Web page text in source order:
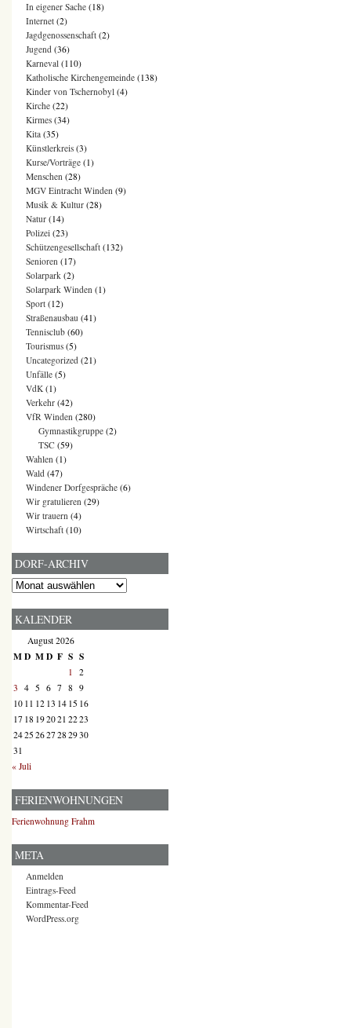
In eigener Sache (18)
Internet (2)
Jagdgenossenschaft (2)
Jugend (36)
Karneval (110)
Katholische Kirchengemeinde (138)
Kinder von Tschernobyl (4)
Kirche (22)
Kirmes (34)
Kita (35)
Künstlerkreis (3)
Kurse/Vorträge (1)
Menschen (28)
MGV Eintracht Winden (9)
Musik & Kultur (28)
Natur (14)
Polizei (23)
Schützengesellschaft (132)
Senioren (17)
Solarpark (2)
Solarpark Winden (1)
Sport (12)
Straßenausbau (41)
Tennisclub (60)
Tourismus (5)
Uncategorized (21)
Unfälle (5)
VdK (1)
Verkehr (42)
VfR Winden (280)
Gymnastikgruppe (2)
TSC (59)
Wahlen (1)
Wald (47)
Windener Dorfgespräche (6)
Wir gratulieren (29)
Wir trauern (4)
Wirtschaft (10)
DORF-ARCHIV
Dorf-
KALENDER
August 2026
MD MD F S S
1 2
3 4 5 6 7 8 9
10 11 12 13 14 15 16
17 18 192021 2223
2425 2627 28 2930
31
« Juli
FERIENWOHNUNGEN
Ferienwohnung Frahm
META
Anmelden
Eintrags-Feed
Kommentar-Feed
WordPress.org